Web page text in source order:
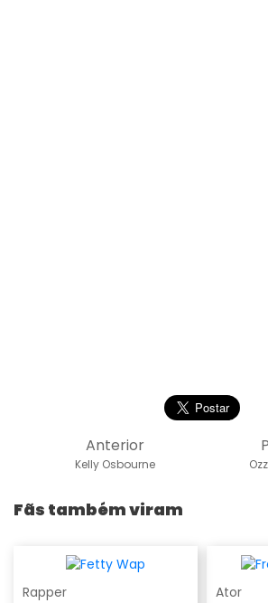
Anterior
Kelly Osbourne
Fãs também viram
Rapper Ator